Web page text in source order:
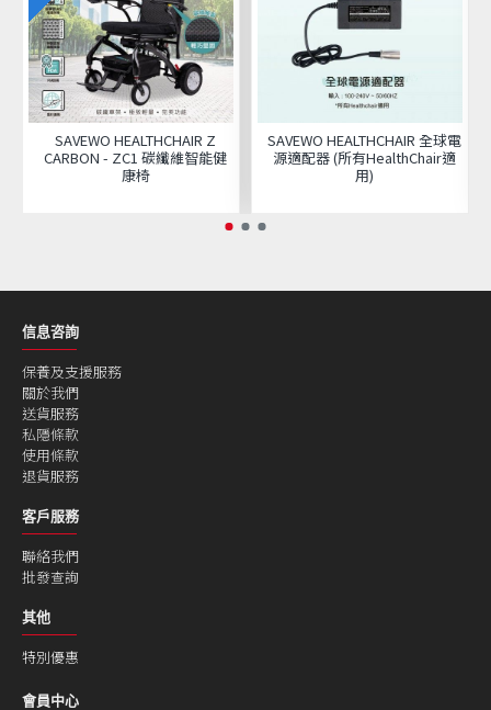
SAVEWO HEALTHCHAIR Z
CARBON - ZC1 碳纖維智能健
康椅
SAVEWO HEALTHCHAIR 全球電
源適配器 (所有HealthChair適
用)
信息咨詢
保養及支援服務
關於我們
送貨服務
私隱條款
使用條款
退貨服務
客戶服務
聯絡我們
批發查詢
其他
特別優惠
會員中心